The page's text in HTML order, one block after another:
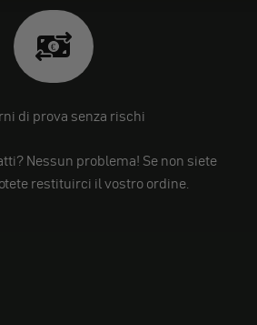
di prova senza rischi
Nessun problema! Se non siete
restituirci il vostro ordine.